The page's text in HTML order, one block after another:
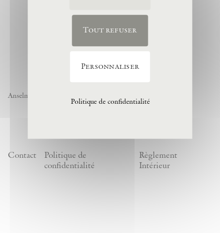
Anselm Kiefer « Noch nicht » , 1974, (c) Anselm Kiefer
Contact
Politique de
confidentialité
Règlement
Intérieur
Tout refuser
Personnaliser
Politique de confidentialité